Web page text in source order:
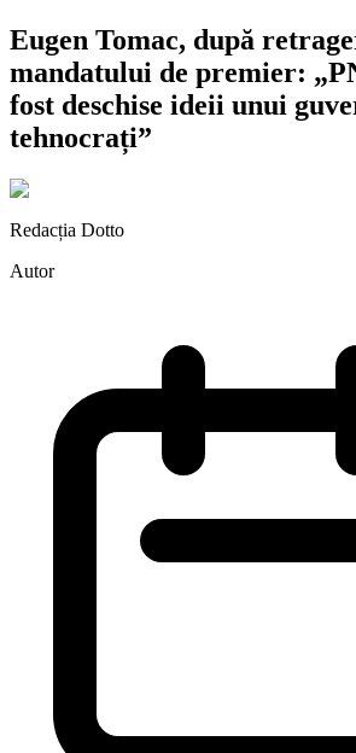
Eugen Tomac, după
mandatului de premier:
fost deschise ideii unui
tehnocrați”
Redacția Dotto
Autor